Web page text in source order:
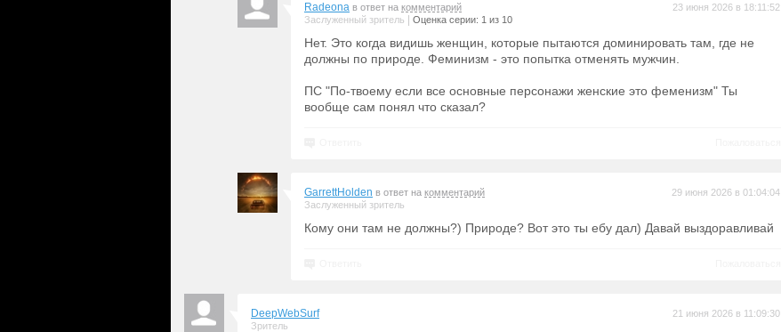
Radeona в ответ на комментарий
Заслуженный зритель
Оценка серии: 1 из 10
23 июня 2026 в 18:11:52
Нет. Это когда видишь женщин, которые пытаются доминировать там, где не
должны по природе. Феминизм - это попытка отменять мужчин.
ПС "По-твоему если все основные персонажи женские это феменизм" Ты
вообще сам понял что сказал?
GarrettHolden в ответ на комментарий
Заслуженный зритель
29 июня 2026 в 01:04:04
Кому они там не должны?) Природе? Вот это ты ебу дал) Давай выздоравливай
DeepWebSurf
Зритель
21 июня 2026 в 11:09:30